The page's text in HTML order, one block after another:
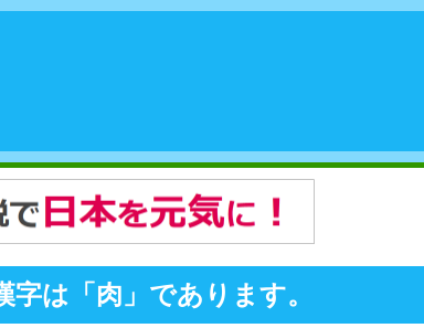
字は「肉」であります。